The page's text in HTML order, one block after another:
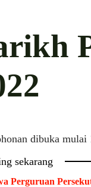
dibuka
sekarang
Perguruan